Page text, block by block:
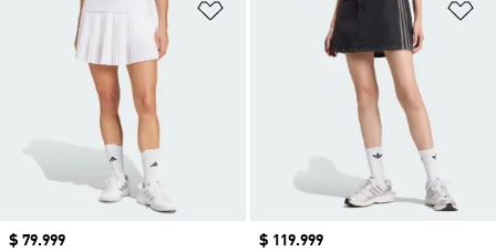
Añadir a la lista de deseos
Precio
$ 79.999
Precio
$ 119.999